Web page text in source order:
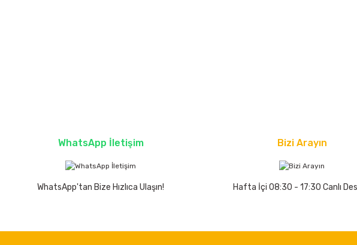
WhatsApp İletişim
WhatsApp'tan Bize Hızlıca Ulaşın!
Bizi Arayın
Hafta İçi 08:30 - 17:30 Canlı